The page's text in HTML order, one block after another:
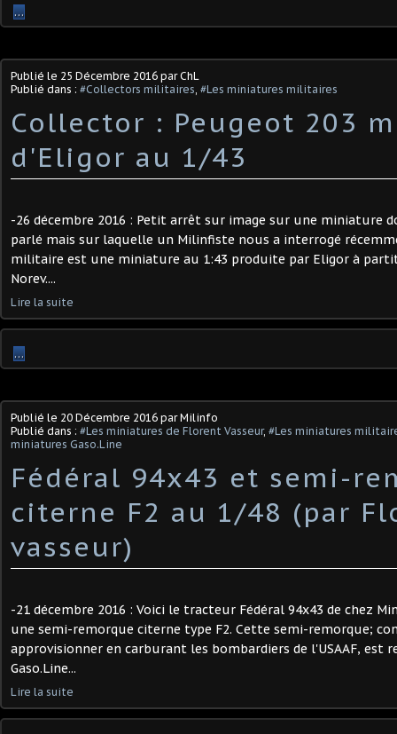
…
Publié le 25 Décembre 2016 par ChL
Publié dans : #Collectors militaires, #Les miniatures militaires
Collector : Peugeot 203
d'Eligor au 1/43
-26 décembre 2016 : Petit arrêt sur image sur une miniature
parlé mais sur laquelle un Milinfiste nous a interrogé
militaire est une miniature au 1:43 produite par Eligor à
Norev....
Lire la suite
…
Publié le 20 Décembre 2016 par Milinfo
Publié dans : #Les miniatures de Florent Vasseur, #Les miniatures
miniatures Gaso.Line
Fédéral 94x43 et semi-
citerne F2 au 1/48 (par
vasseur)
-21 décembre 2016 : Voici le tracteur Fédéral 94x43 de chez
une semi-remorque citerne type F2. Cette semi-remorque;
approvisionner en carburant les bombardiers de l'USAAF, est
Gaso.Line...
Lire la suite